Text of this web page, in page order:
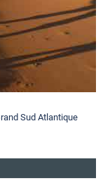
Sud Atlantique